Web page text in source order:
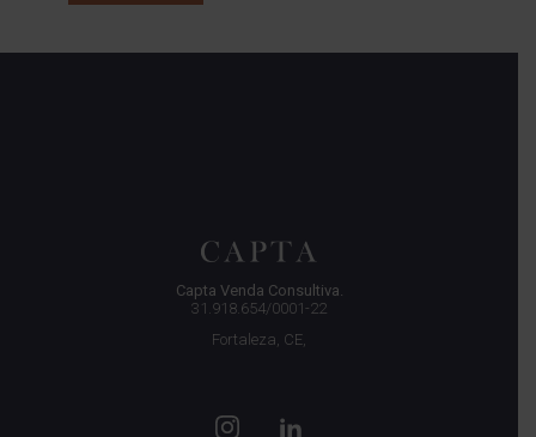
Capta Venda Consultiva.
31.918.654/0001-22
Fortaleza, CE,